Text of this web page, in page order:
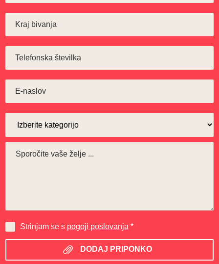
Strinjam se s pogoji poslovanja *
DODAJ PRIPONKO